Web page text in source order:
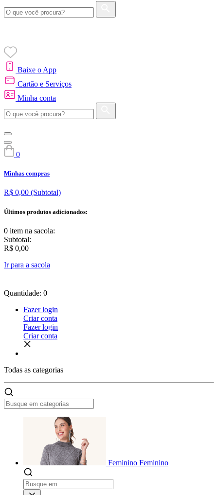
Baixe o App
Cartão e Serviços
Minha conta
0
Minhas compras
R$ 0,00 (Subtotal)
Últimos produtos adicionados:
0 item na sacola:
Subtotal:
R$ 0,00
Ir para a sacola
Quantidade: 0
Fazer login
Criar conta
Fazer login
Criar conta
Todas as categorias
Feminino Feminino